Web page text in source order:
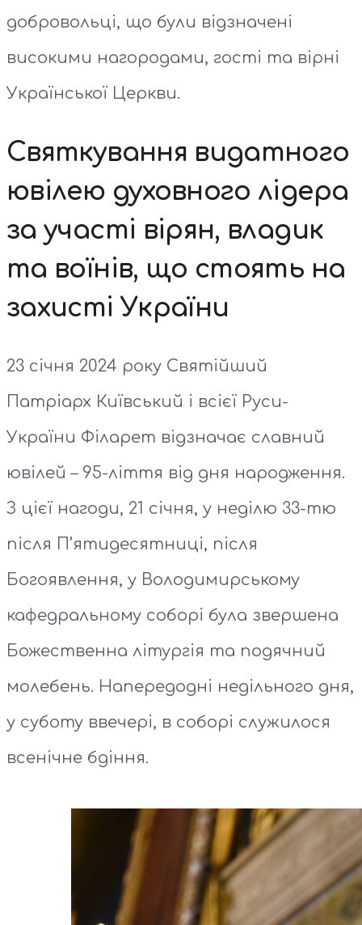
добровольці, що були відзначені
високими нагородами, гості та вірні
Української Церкви.
Святкування видатного
ювілею духовного лідера
за участі вірян, владик
та воїнів, що стоять на
захисті України
23 січня 2024 року Святійший
Патріарх Київський і всієї Руси-
України Філарет відзначає славний
ювілей – 95-ліття від дня народження.
З цієї нагоди, 21 січня, у неділю 33-тю
після П’ятидесятниці, після
Богоявлення, у Володимирському
кафедральному соборі була звершена
Божественна літургія та подячний
молебень. Напередодні недільного дня,
у суботу ввечері, в соборі служилося
всенічне бдіння.